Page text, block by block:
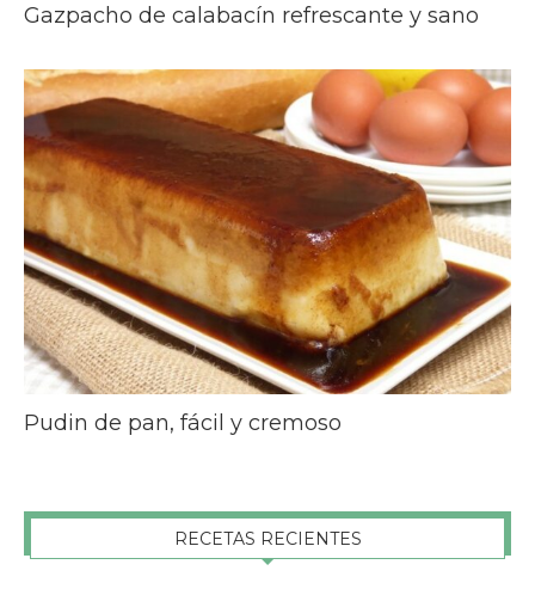
Gazpacho de calabacín refrescante y sano
Pudin de pan, fácil y cremoso
RECETAS RECIENTES